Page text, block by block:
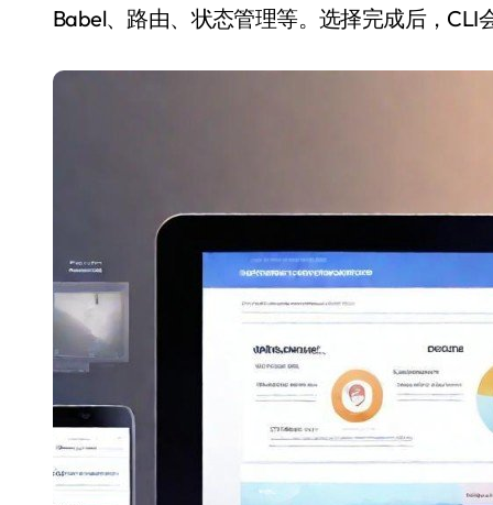
Babel、路由、状态管理等。选择完成后，CLI